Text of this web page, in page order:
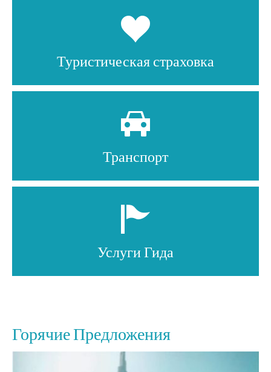
Туристическая страховка
Транспорт
Услуги Гида
Горячие Предложения